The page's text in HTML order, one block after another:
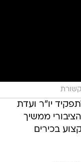
יו"ר ועדת
ממשיך
בכירים